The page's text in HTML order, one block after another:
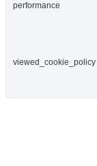
performance
viewed_cookie_policy